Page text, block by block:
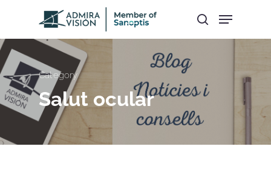
Hit enter to search or ESC to close
Category
Salut ocular